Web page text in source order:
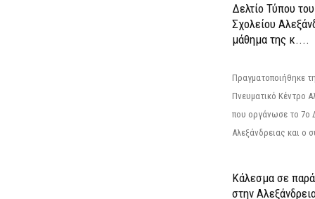
Δελτίο Τύπου
Σχολείου
μάθημα της κ....
Πραγματοποιήθηκε
Πνευματικό Κέντρο
που οργάνωσε το 7ο
Αλεξάνδρειας και ο
Κάλεσμα σε
στην